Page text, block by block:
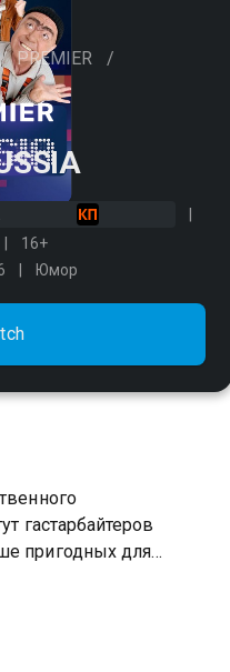
/ PREMIER /
16+
Юмор
гастарбайтеров
пригодных для
Вам покажут
развлечений. Вы
фрезеровщика,